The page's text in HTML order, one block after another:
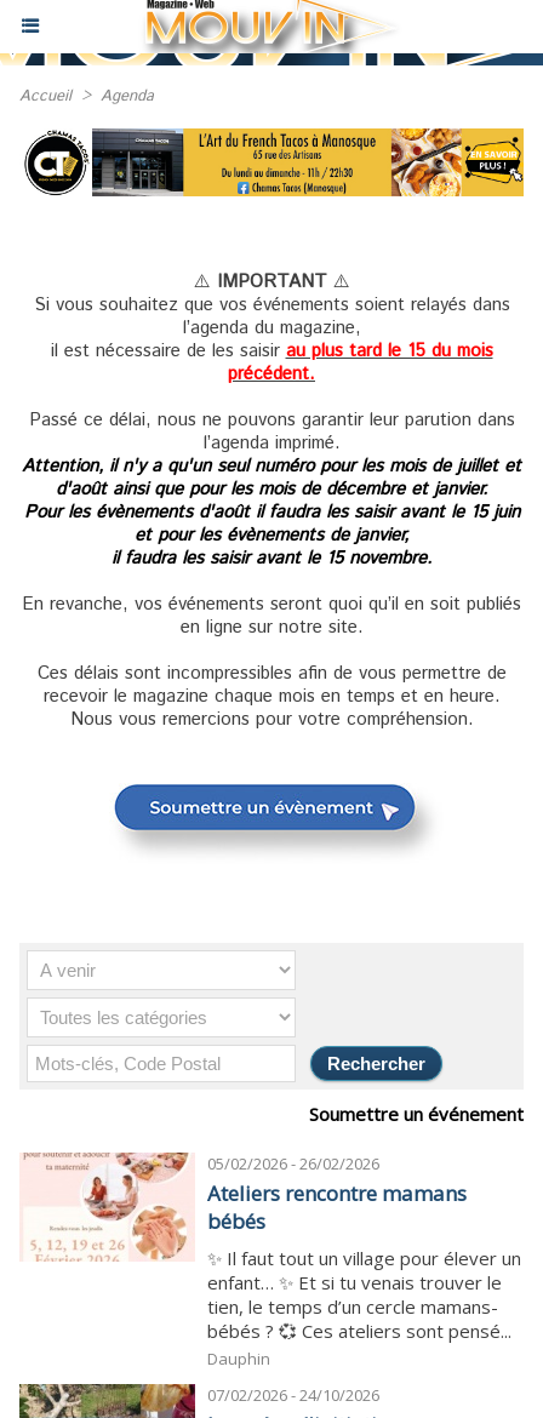
Accueil > Agenda
⚠️ IMPORTANT⚠️
Si vous souhaitez que vos événements soient relayés dans
l’agenda du magazine,
il est nécessaire de les saisir au plus tard le 15 du mois
précédent.
Passé ce délai, nous ne pouvons garantir leur parution dans
l’agenda imprimé.
Attention, il n'y a qu'un seul numéro pour les mois de juillet et
d'août ainsi que pour les mois de décembre et janvier.
Pour les évènements d'août il faudra les saisir avant le 15 juin
et pour les évènements de janvier,
il faudra les saisir avant le 15 novembre.
En revanche, vos événements seront quoi qu’il en soit publiés
en ligne sur notre site.
Ces délais sont incompressibles afin de vous permettre de
recevoir le magazine chaque mois en temps et en heure.
Nous vous remercions pour votre compréhension.
Soumettre un événement
05/02/2026 - 26/02/2026
Ateliers rencontre mamans
bébés
✨ Il faut tout un village pour élever un
enfant… ✨ Et si tu venais trouver le
tien, le temps d’un cercle mamans-
bébés ? 💞 Ces ateliers sont pensé...
Dauphin
07/02/2026 - 24/10/2026